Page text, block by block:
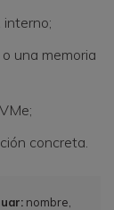
interno;
una memoria
concreta.
nombre,